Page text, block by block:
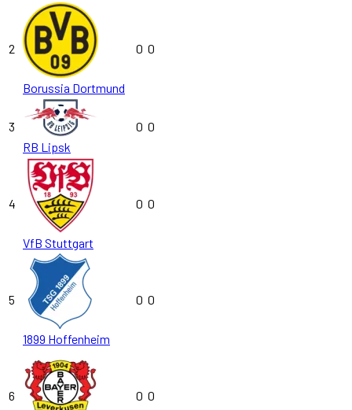
2
Borussia Dortmund
0 0
3
RB Lipsk
0 0
4
VfB Stuttgart
0 0
5
1899 Hoffenheim
0 0
6 0 0